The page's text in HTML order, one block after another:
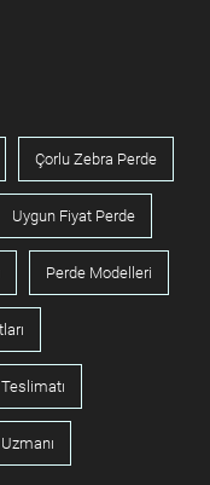
Çorlu Zebra Perde
Uygun Fiyat Perde
Perde Modelleri
Teslimatı